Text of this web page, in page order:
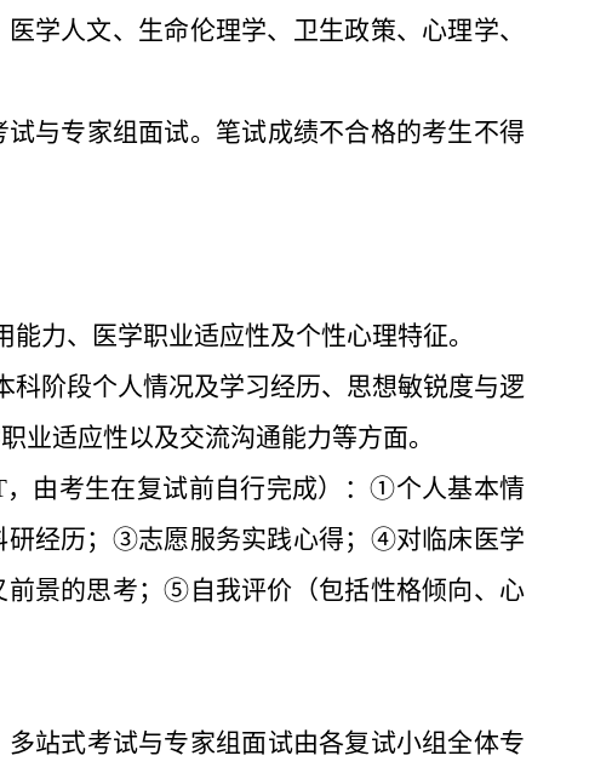
学人文、生命伦理学、卫生政策、心理学、
试与专家组面试。笔试成绩不合格的考生不得
能力、医学职业适应性及个性心理特征。
科阶段个人情况及学习经历、思想敏锐度与逻
业适应性以及交流沟通能力等方面。
，由考生在复试前自行完成）：①个人基本情
经历； ③志愿服务实践心得； ④对临床医学
景的思考； ⑤自我评价（包括性格倾向、心
多站式考试与专家组 面试由各复试小组全体专